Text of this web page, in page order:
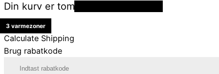
3 varmezoner
3 varmezoner
Din kurv er tom
Calculate Shipping
Brug rabatkode